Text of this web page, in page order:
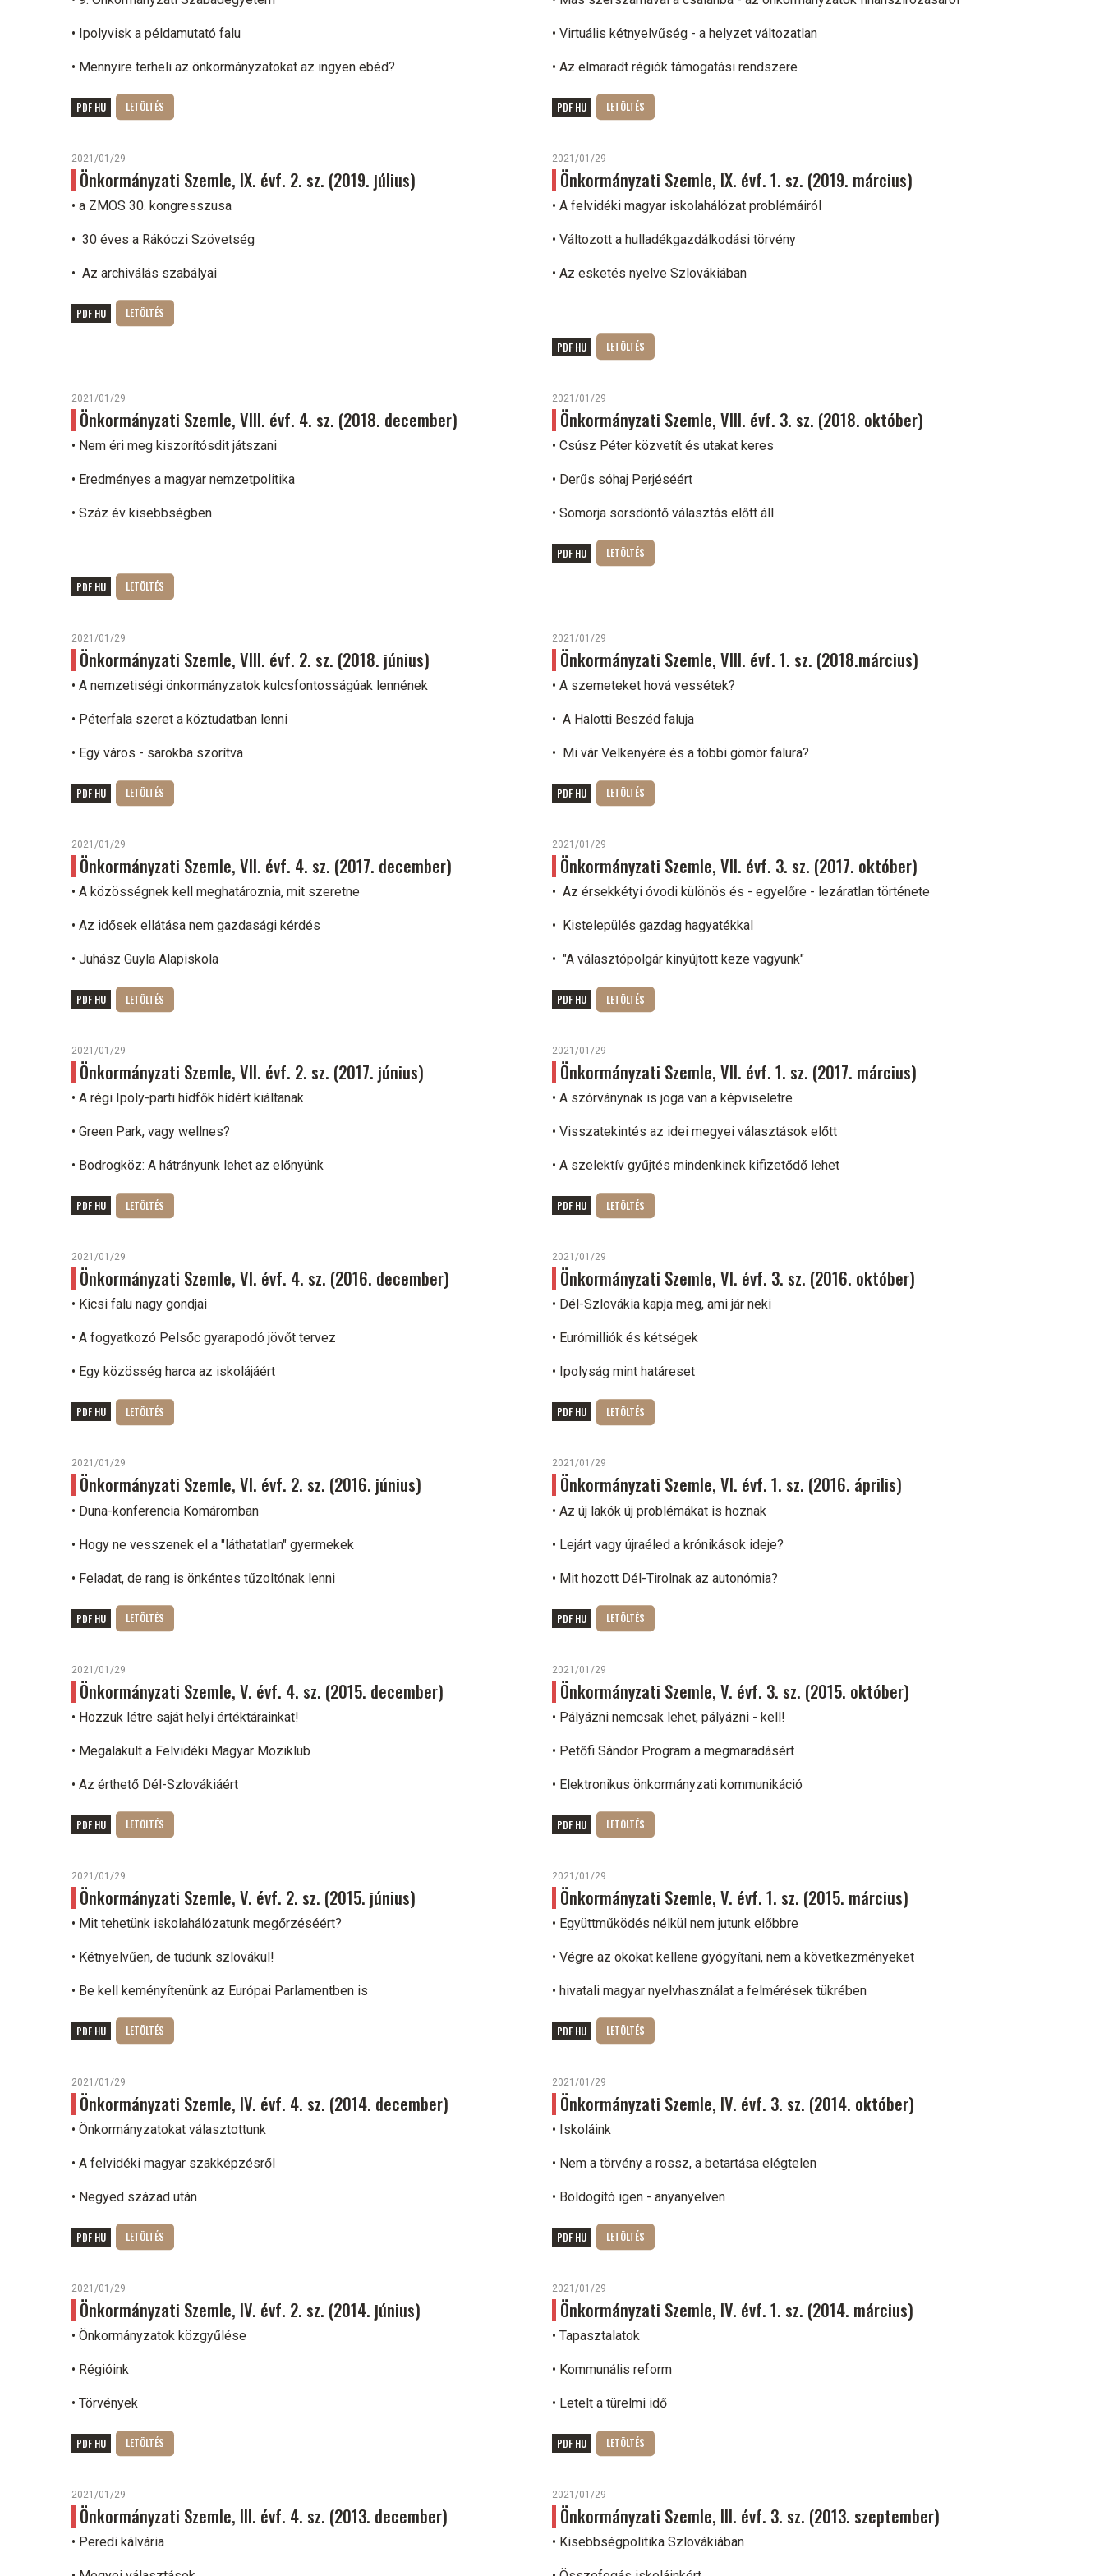
• Ipolyvisk a példamutató falu
• Mennyire terheli az önkormányzatokat az ingyen ebéd?
PDF HU
• Virtuális kétnyelvűség - a helyzet változatlan
• Az elmaradt régiók támogatási rendszere
PDF HU
2021/01/29
Önkormányzati Szemle, IX. évf. 2. sz. (2019. július)
• a ZMOS 30. kongresszusa
• 30 éves a Rákóczi Szövetség
• Az archiválás szabályai
PDF HU
2021/01/29
Önkormányzati Szemle, IX. évf. 1. sz. (2019. március)
• A felvidéki magyar iskolahálózat problémáiról
• Változott a hulladékgazdálkodási törvény
• Az esketés nyelve Szlovákiában
PDF HU
2021/01/29
Önkormányzati Szemle, VIII. évf. 4. sz. (2018. december)
• Nem éri meg kiszorítósdit játszani
• Eredményes a magyar nemzetpolitika
• Száz év kisebbségben
PDF HU
2021/01/29
Önkormányzati Szemle, VIII. évf. 3. sz. (2018. október)
• Csúsz Péter közvetít és utakat keres
• Derűs sóhaj Perjéséért
• Somorja sorsdöntő választás előtt áll
PDF HU
2021/01/29
Önkormányzati Szemle, VIII. évf. 2. sz. (2018. június)
• A nemzetiségi önkormányzatok kulcsfontosságúak lennének
• Péterfala szeret a köztudatban lenni
• Egy város - sarokba szorítva
PDF HU
2021/01/29
Önkormányzati Szemle, VIII. évf. 1. sz. (2018.március)
• A szemeteket hová vessétek?
• A Halotti Beszéd faluja
• Mi vár Velkenyére és a többi gömör falura?
PDF HU
2021/01/29
Önkormányzati Szemle, VII. évf. 4. sz. (2017. december)
• A közösségnek kell meghatároznia, mit szeretne
• Az idősek ellátása nem gazdasági kérdés
• Juhász Guyla Alapiskola
PDF HU
2021/01/29
Önkormányzati Szemle, VII. évf. 3. sz. (2017. október)
• Az érsekkétyi óvodi különös és - egyelőre - lezáratlan története
• Kistelepülés gazdag hagyatékkal
• "A választópolgár kinyújtott keze vagyunk"
PDF HU
2021/01/29
Önkormányzati Szemle, VII. évf. 2. sz. (2017. június)
• A régi Ipoly-parti hídfők hídért kiáltanak
• Green Park, vagy wellnes?
• Bodrogköz: A hátrányunk lehet az előnyünk
PDF HU
2021/01/29
Önkormányzati Szemle, VII. évf. 1. sz. (2017. március)
• A szórványnak is joga van a képviseletre
• Visszatekintés az idei megyei választások előtt
• A szelektív gyűjtés mindenkinek kifizetődő lehet
PDF HU
2021/01/29
Önkormányzati Szemle, VI. évf. 4. sz. (2016. december)
• Kicsi falu nagy gondjai
• A fogyatkozó Pelsőc gyarapodó jövőt tervez
• Egy közösség harca az iskolájáért
PDF HU
2021/01/29
Önkormányzati Szemle, VI. évf. 3. sz. (2016. október)
• Dél-Szlovákia kapja meg, ami jár neki
• Eurómilliók és kétségek
• Ipolyság mint határeset
PDF HU
2021/01/29
Önkormányzati Szemle, VI. évf. 2. sz. (2016. június)
• Duna-konferencia Komáromban
• Hogy ne vesszenek el a "láthatatlan" gyermekek
• Feladat, de rang is önkéntes tűzoltónak lenni
PDF HU
2021/01/29
Önkormányzati Szemle, VI. évf. 1. sz. (2016. április)
• Az új lakók új problémákat is hoznak
• Lejárt vagy újraéled a krónikások ideje?
• Mit hozott Dél-Tirolnak az autonómia?
PDF HU
2021/01/29
Önkormányzati Szemle, V. évf. 4. sz. (2015. december)
• Hozzuk létre saját helyi értéktárainkat!
• Megalakult a Felvidéki Magyar Moziklub
• Az érthető Dél-Szlovákiáért
PDF HU
2021/01/29
Önkormányzati Szemle, V. évf. 3. sz. (2015. október)
• Pályázni nemcsak lehet, pályázni - kell!
• Petőfi Sándor Program a megmaradásért
• Elektronikus önkormányzati kommunikáció
PDF HU
2021/01/29
Önkormányzati Szemle, V. évf. 2. sz. (2015. június)
• Mit tehetünk iskolahálózatunk megőrzéséért?
• Kétnyelvűen, de tudunk szlovákul!
• Be kell keményítenünk az Európai Parlamentben is
PDF HU
2021/01/29
Önkormányzati Szemle, V. évf. 1. sz. (2015. március)
• Együttműködés nélkül nem jutunk előbbre
• Végre az okokat kellene gyógyítani, nem a következményeket
• hivatali magyar nyelvhasználat a felmérések tükrében
PDF HU
2021/01/29
Önkormányzati Szemle, IV. évf. 4. sz. (2014. december)
• Önkormányzatokat választottunk
• A felvidéki magyar szakképzésről
• Negyed század után
PDF HU
2021/01/29
Önkormányzati Szemle, IV. évf. 3. sz. (2014. október)
• Iskoláink
• Nem a törvény a rossz, a betartása elégtelen
• Boldogító igen - anyanyelven
PDF HU
2021/01/29
Önkormányzati Szemle, IV. évf. 2. sz. (2014. június)
• Önkormányzatok közgyűlése
• Régióink
• Törvények
PDF HU
2021/01/29
Önkormányzati Szemle, IV. évf. 1. sz. (2014. március)
• Tapasztalatok
• Kommunális reform
• Letelt a türelmi idő
PDF HU
2021/01/29
Önkormányzati Szemle, III. évf. 4. sz. (2013. december)
• Peredi kálvária
2021/01/29
Önkormányzati Szemle, III. évf. 3. sz. (2013. szeptember)
• Kisebbségpolitika Szlovákiában